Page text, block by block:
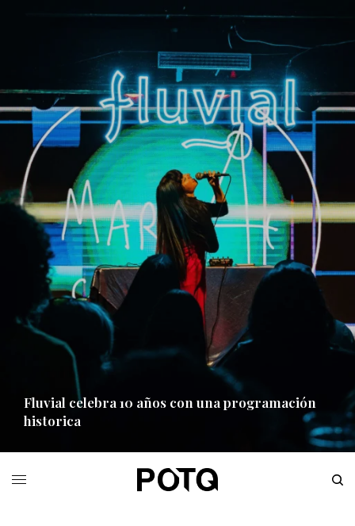
Fluvial celebra 10 años con una programación
historica